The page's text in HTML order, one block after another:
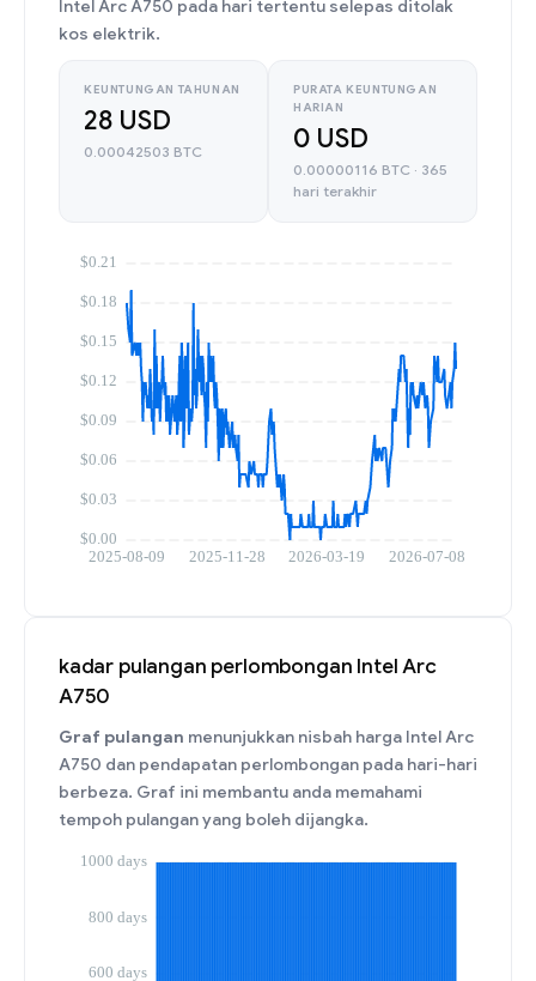
Intel Arc A750 pada hari tertentu selepas ditolak
kos elektrik.
KEUNTUNGAN TAHUNAN
28 USD
0.00042503 BTC
PURATA KEUNTUNGAN
HARIAN
0 USD
0.00000116 BTC · 365
hari terakhir
kadar pulangan perlombongan Intel Arc
A750
Graf pulangan menunjukkan nisbah harga Intel Arc
A750 dan pendapatan perlombongan pada hari-hari
berbeza. Graf ini membantu anda memahami
tempoh pulangan yang boleh dijangka.